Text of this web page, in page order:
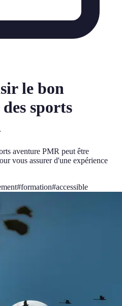
le bon
sports
aventure PMR peut être
vous assurer d'une expérience
#formation#accessible